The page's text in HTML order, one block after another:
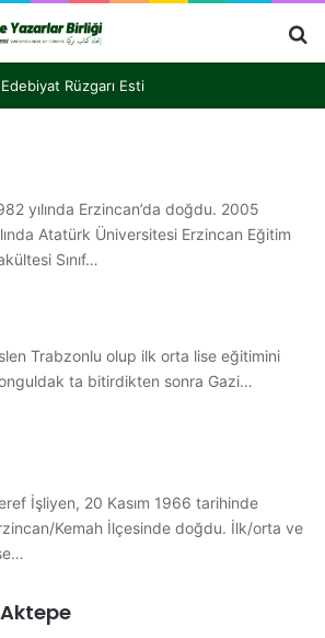
yılında Erzincan’da doğdu. 2005
Atatürk Üniversitesi Erzincan Eğitim
Sınıf…
Trabzonlu olup ilk orta lise eğitimini
ta bitirdikten sonra Gazi…
İşliyen, 20 Kasım 1966 tarihinde
Kemah İlçesinde doğdu. İlk/orta ve